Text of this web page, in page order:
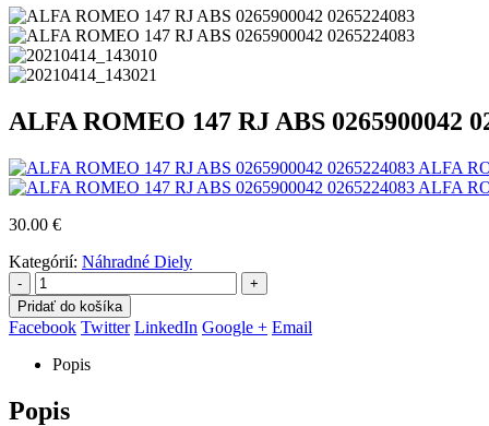
ALFA ROMEO 147 RJ ABS 0265900042
ALFA
ALFA
30.00 €
Kategórií: Náhradné Diely
-
+
Pridať do košíka
Facebook Twitter LinkedIn Google + Email
Popis
Popis